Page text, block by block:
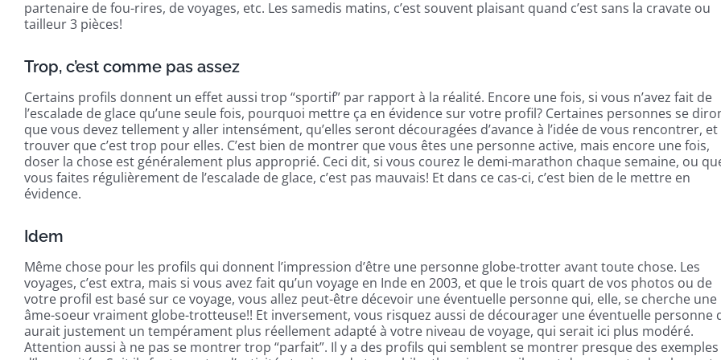
partenaire de fou-rires, de voyages, etc. Les samedis matins, c’est souvent plaisant quand c’est sans la cravate ou
tailleur 3 pièces!
Trop, c’est comme pas assez
Certains profils donnent un effet aussi trop “sportif” par rapport à la réalité. Encore une fois, si vous n’avez fait de
l’escalade de glace qu’une seule fois, pourquoi mettre ça en évidence sur votre profil? Certaines personnes se
que vous devez tellement y aller intensément, qu’elles seront découragées d’avance à l’idée de vous rencontrer, et
trouver que c’est trop pour elles. C’est bien de montrer que vous êtes une personne active, mais encore une fois,
doser la chose est généralement plus approprié. Ceci dit, si vous courez le demi-marathon chaque semaine, ou
vous faites régulièrement de l’escalade de glace, c’est pas mauvais! Et dans ce cas-ci, c’est bien de le mettre en
évidence.
Idem
Même chose pour les profils qui donnent l’impression d’être une personne globe-trotter avant toute chose. Les
voyages, c’est extra, mais si vous avez fait qu’un voyage en Inde en 2003, et que le trois quart de vos photos ou de
votre profil est basé sur ce voyage, vous allez peut-être décevoir une éventuelle personne qui, elle, se cherche une
âme-soeur vraiment globe-trotteuse!! Et inversement, vous risquez aussi de décourager une éventuelle personne
aurait justement un tempérament plus réellement adapté à votre niveau de voyage, qui serait ici plus modéré.
Attention aussi à ne pas se montrer trop “parfait”. Il y a des profils qui semblent se montrer presque des exemples